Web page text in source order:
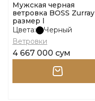
Мужская черная
ветровка BOSS Zurray
размер l
Цвета:
Черный
Ветровки
4 667 000 сум